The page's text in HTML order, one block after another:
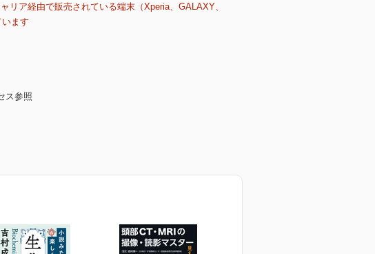
ア経由で販売されている端末（Xperia、GALAXY、
ます
ス参照